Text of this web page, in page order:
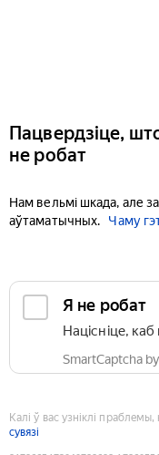
Пацвердзіце,
не робат
Нам вельмі шкада, але
аўтаматычных.
Чаму
Я не робат
Націсніце,
SmartCaptcha
Калі ў вас узніклі
сувязі